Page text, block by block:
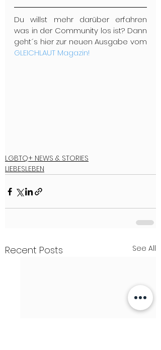
Du willst mehr darüber erfahren
was in der Community los ist? Dann
GLEICHLAUT Magazin!
LGBTQ+ NEWS & STORIES
LIEBESLEBEN
Recent Posts See All